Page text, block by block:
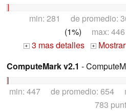
min: 281 de promedio:
(1%) max: 446
+ 3 mas detalles +
ComputeMark v2.1 -
min: 447 de promedio: 654
783